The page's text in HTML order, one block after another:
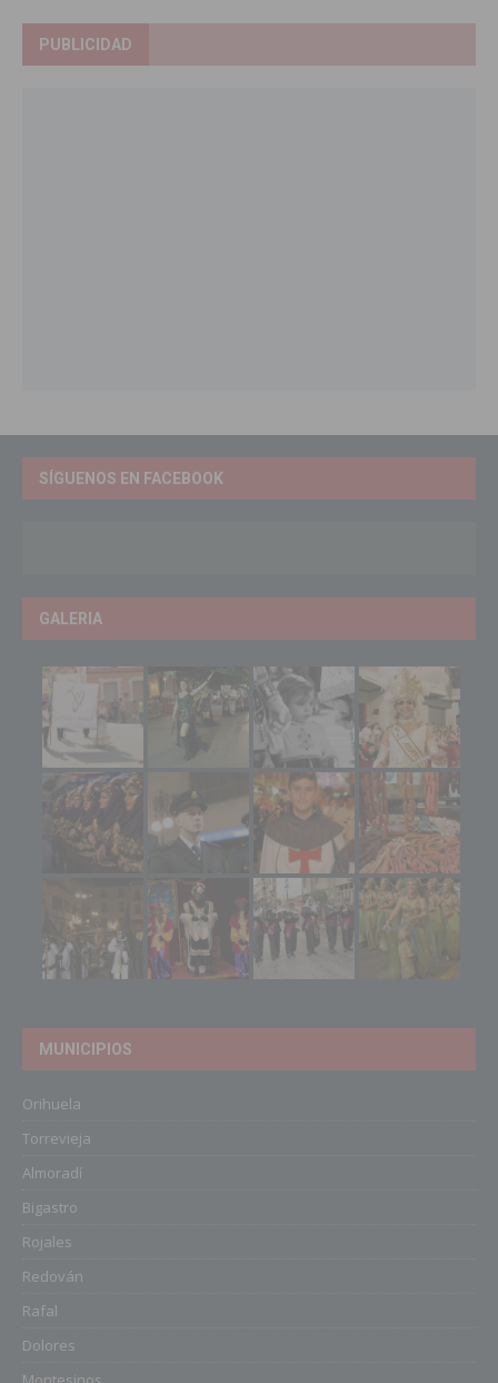
PUBLICIDAD
SÍGUENOS EN FACEBOOK
GALERIA
MUNICIPIOS
Orihuela
Torrevieja
Almoradí
Bigastro
Rojales
Redován
Rafal
Dolores